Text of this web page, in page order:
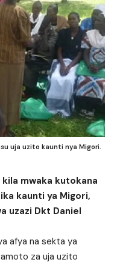
uja uzito kaunti nya Migori.
mwaka kutokana
kaunti ya Migori,
uzazi Dkt Daniel
afya na sekta ya
za uja uzito